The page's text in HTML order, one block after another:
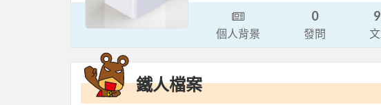
個人背景
0
發問
鐵人檔案